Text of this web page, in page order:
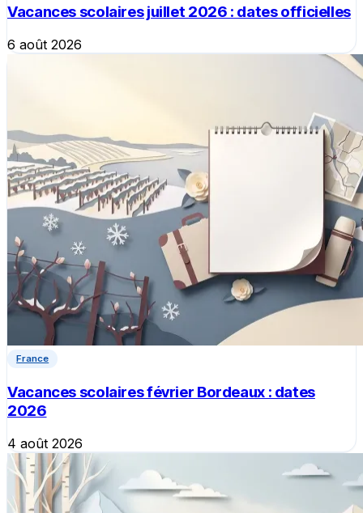
Vacances scolaires juillet 2026 : dates officielles
6 août 2026
France
Vacances scolaires février Bordeaux : dates
2026
4 août 2026